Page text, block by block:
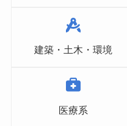
建築・土木・環境
医療系